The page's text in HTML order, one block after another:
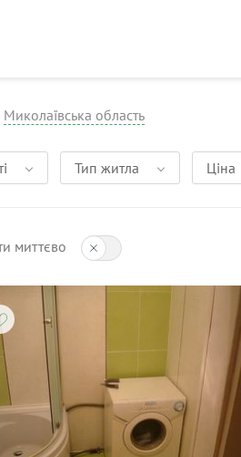
Миколаївська область
Тип житла Ціна
миттєво